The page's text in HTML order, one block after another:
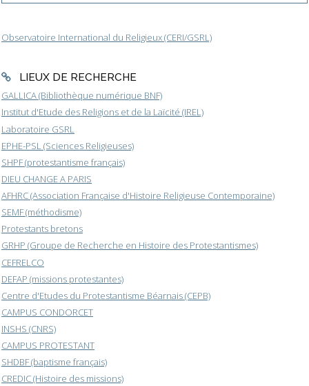
Observatoire International du Religieux (CERI/GSRL)
LIEUX DE RECHERCHE
GALLICA (Bibliothèque numérique BNF)
Institut d'Etude des Religions et de la Laïcité (IREL)
Laboratoire GSRL
EPHE-PSL (Sciences Religieuses)
SHPF (protestantisme français)
DIEU CHANGE A PARIS
AFHRC (Association Française d'Histoire Religieuse Contemporaine)
SEMF (méthodisme)
Protestants bretons
GRHP (Groupe de Recherche en Histoire des Protestantismes)
CEFRELCO
DEFAP (missions protestantes)
Centre d'Etudes du Protestantisme Béarnais (CEPB)
CAMPUS CONDORCET
INSHS (CNRS)
CAMPUS PROTESTANT
SHDBF (baptisme français)
CREDIC (Histoire des missions)